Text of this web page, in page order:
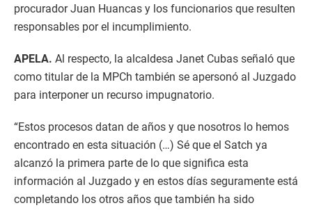
procurador Juan Huancas y los funcionarios que resulten
responsables por el incumplimiento.
APELA. Al respecto, la alcaldesa Janet Cubas señaló que
como titular de la MPCh también se apersonó al Juzgado
para interponer un recurso impugnatorio.
“Estos procesos datan de años y que nosotros lo hemos
encontrado en esta situación (…) Sé que el Satch ya
alcanzó la primera parte de lo que significa esta
información al Juzgado y en estos días seguramente está
completando los otros años que también ha sido